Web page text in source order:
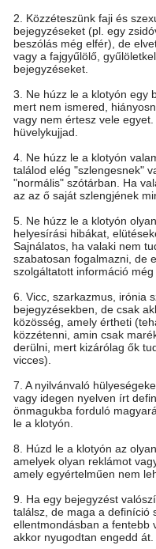
2. Közzéteszünk faji és
bejegyzéseket (pl. egy
beszólás még elfér), de
vagy a fajgyűlölő,
bejegyzéseket.
3. Ne húzz le a klotyón egy
mert nem ismered,
vagy nem értesz vele
hüvelykujjad.
4. Ne húzz le a klotyón
találod elég "szlengesnek"
"normális" szótárban. Ha
az az ő saját szlengjének
5. Ne húzz le a klotyón
helyesírási hibákat,
Sajnálatos, ha valaki nem
szabatosan fogalmazni, de
szolgáltatott információ még
6. Vicc, szarkazmus, irónia
bejegyzésekben, de csak
közösség, amely értheti
közzétenni, amin csak
derülni, mert kizárólag ők
vicces).
7. A nyilvánvaló
vagy idegen nyelven írt
önmagukba forduló
le a klotyón.
8. Húzd le a klotyón az
amelyek olyan reklámot
amely egyértelműen nem
9. Ha egy bejegyzést
találsz, de maga a definíció
ellentmondásban a fentebb
akkor nyugodtan engedd át.